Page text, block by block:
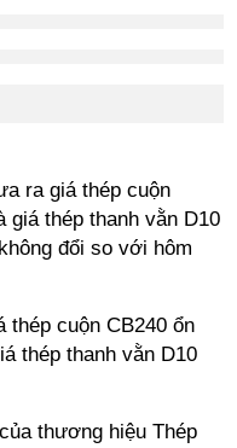
ra giá thép cuộn
giá thép thanh vằn D10
đổi so với hôm
thép cuộn CB240 ổn
thép thanh vằn D10
thương hiệu Thép